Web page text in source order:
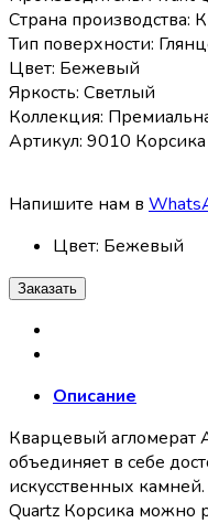
Страна производства:
Тип поверхности:
Цвет: Бежевый
Яркость: Светлый
Коллекция:
Артикул: 9010 Корсика
Напишите нам в
Цвет: Бежевый
Заказать
Описание
Кварцевый агломерат
объединяет в себе
искусственных
Quartz Корсика можно